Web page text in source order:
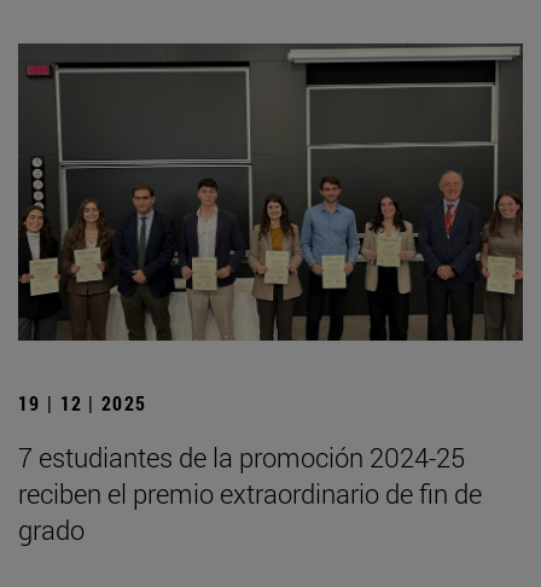
19 | 12 | 2025
7 estudiantes de la promoción 2024-25
reciben el premio extraordinario de fin de
grado